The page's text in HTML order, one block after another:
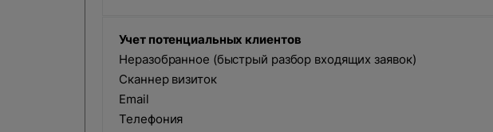
Учет потенциальных клиентов
Неразобранное (быстрый разбор входящих заявок)
Сканнер визиток
Email
Телефония
Заполните форму и наш специалист свяжется с вами
Спасибо
WEB